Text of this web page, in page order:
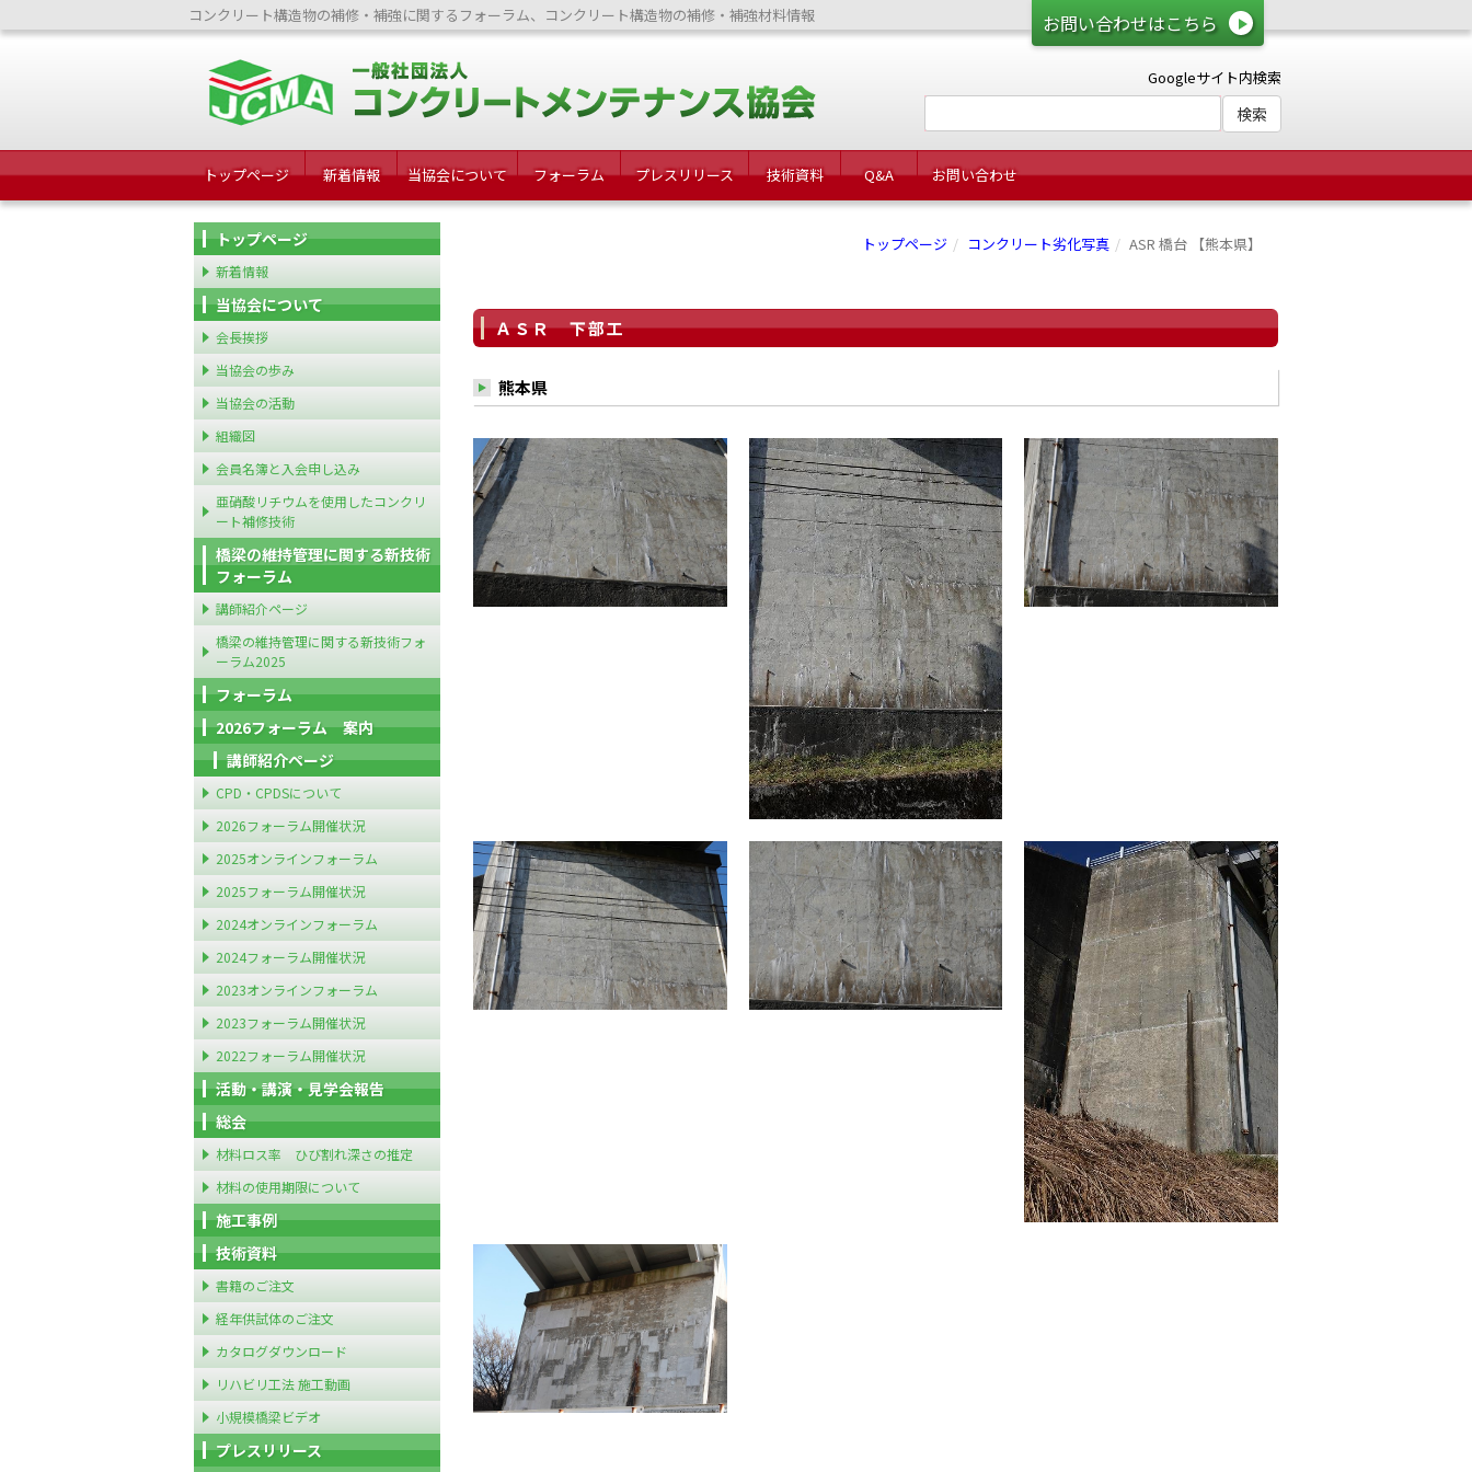
お問い合わせはこちら
コンクリート構造物の補修・補強に関するフォーラム、コンクリート構造物の補修・補強材料情報
Googleサイト内検索
トップページ 新着情報 当協会について フォーラム プレスリリース 技術資料 Q&A お問い合わせ
トップページ コンクリート劣化写真 ASR 橋台 【熊本県】
ＡＳＲ 下部工
熊本県
トップページ
新着情報
当協会について
会長挨拶
当協会の歩み
当協会の活動
組織図
会員名簿と入会申し込み
亜硝酸リチウムを使用したコンクリ
ート補修技術
橋梁の維持管理に関する新技術
フォーラム
講師紹介ページ
橋梁の維持管理に関する新技術フォ
ーラム2025
フォーラム
2026フォーラム 案内
講師紹介ページ
CPD・CPDSについて
2026フォーラム開催状況
2025オンラインフォーラム
2025フォーラム開催状況
2024オンラインフォーラム
2024フォーラム開催状況
2023オンラインフォーラム
2023フォーラム開催状況
2022フォーラム開催状況
活動・講演・見学会報告
総会
材料ロス率 ひび割れ深さの推定
材料の使用期限について
施工事例
技術資料
書籍のご注文
経年供試体のご注文
カタログダウンロード
リハビリ工法 施工動画
小規模橋梁ビデオ
プレスリリース